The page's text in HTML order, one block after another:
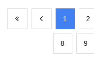
​1 ​2
​8 ​9